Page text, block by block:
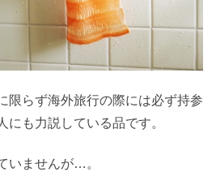
限らず海外旅行の際には必ず持参
にも力説している品です。
いませんが…。